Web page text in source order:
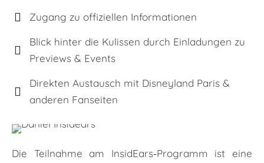
Zugang zu offiziellen Informationen
Blick hinter die Kulissen durch Einladungen zu
Previews & Events
Direkten Austausch mit Disneyland Paris &
anderen Fanseiten
Die Teilnahme am InsidEars‑Programm ist eine